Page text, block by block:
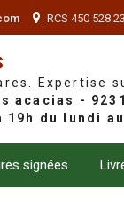
RCS 450 528
Expertise
signées